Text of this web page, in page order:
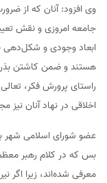
وی افزود: آنان که از
جامعه امروزی و نقش
ابعاد وجودی و شکل‌دهی
هستند و ضمن کاشتن
راستای پرورش فکر،
اخلاقی در نهاد آنان نیز
عضو شورای اسلامی شهر
بس که در کلام رهبر
معرفی شده‌اند، زیرا اگر